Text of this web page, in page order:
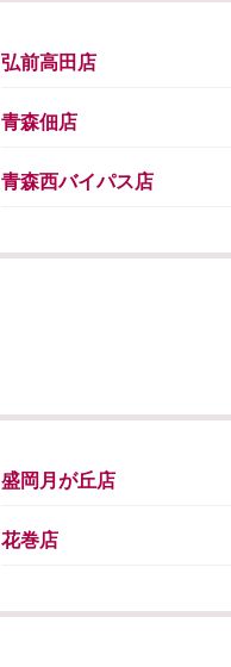
弘前高田店
青森佃店
青森西バイパス店
盛岡月が丘店
花巻店